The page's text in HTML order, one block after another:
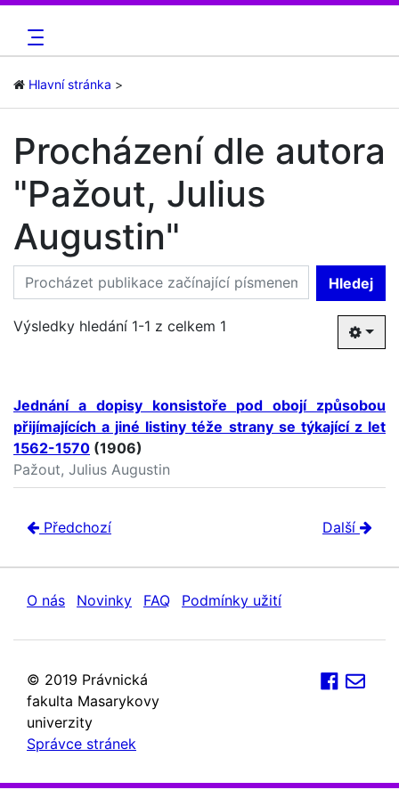
Hlavní stránka
Procházení dle autora
"Pažout, Julius
Augustin"
Hledej
Výsledky hledání 1-1 z celkem 1
Jednání a dopisy konsistoře pod obojí způsobou
přijímajících a jiné listiny téže strany se týkající z let
1562-1570 (1906)
Pažout, Julius Augustin
Předchozí Další
O nás Novinky FAQ Podmínky užití
© 2019 Právnická
fakulta Masarykovy
univerzity
Správce stránek